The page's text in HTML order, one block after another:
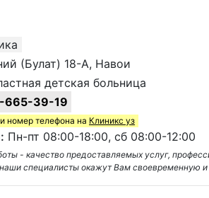
(Булат) 18-А, Навои
детская больница
665-39-19
номер телефона на Клиникс уз
Пн-пт 08:00-18:00, сб 08:00-12:00
- качество предоставляемых услуг,
специалисты окажут Вам своевременную